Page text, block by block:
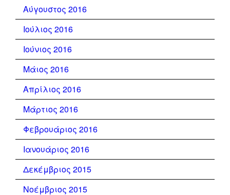
Αύγουστος 2016
Ιούλιος 2016
Ιούνιος 2016
Μάιος 2016
Απρίλιος 2016
Μάρτιος 2016
Φεβρουάριος 2016
Ιανουάριος 2016
Δεκέμβριος 2015
Νοέμβριος 2015